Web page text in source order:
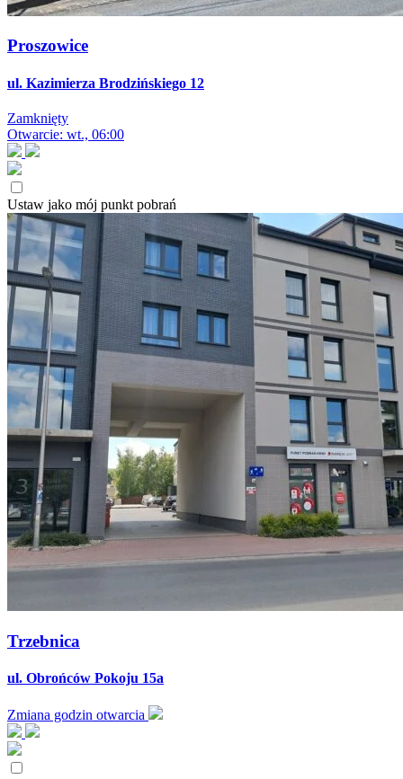
Proszowice
ul. Kazimierza Brodzińskiego 12
Zamknięty
Otwarcie: wt., 06:00
Ustaw jako mój punkt pobrań
Trzebnica
ul. Obrońców Pokoju 15a
Zmiana godzin otwarcia